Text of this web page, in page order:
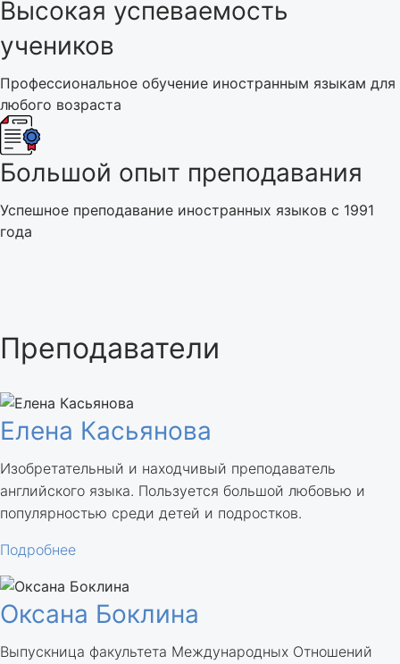
Высокая успеваемость
учеников
Профессиональное обучение иностранным языкам для
любого возраста
Большой опыт преподавания
Успешное преподавание иностранных языков с 1991
года
Преподаватели
Елена Касьянова
Изобретательный и находчивый преподаватель
английского языка. Пользуется большой любовью и
популярностью среди детей и подростков.
Подробнее
Оксана Боклина
Выпускница факультета Международных Отношений